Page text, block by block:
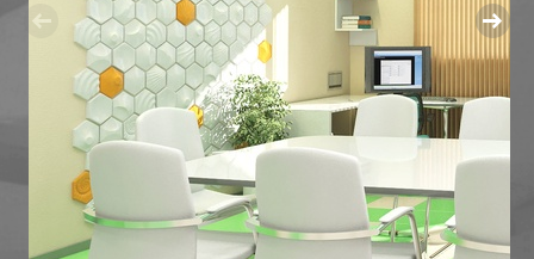
РЕКОНСТРУКЦИЯ МАГАЗИНА ПО УЛ. СЕВЕРНАЯ,
РЕКОНСТРУКЦИЯ МАГАЗИНА "ЛИЛИЯ" ПОД
РЕКОНСТРУКЦИЯ НЕЗАВЕРШЕННОГО ОБЪЕКТА
ТОРГОВЫЙ ЦЕНТР "ДОМАШНИЙ" В СТАРОМ
МНОГОФУНКЦИОНАЛЬНЫЕ КОМПЛЕКСЫ